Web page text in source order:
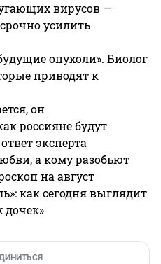
вирусов —
усилить
опухоли». Биолог
приводят к
он
россияне будут
эксперта
а кому разобьют
на август
как сегодня выглядит
дочек»